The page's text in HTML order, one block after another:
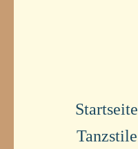
Startseite
Tanzstile